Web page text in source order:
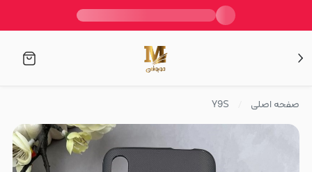
صفحه اصلی Y9S